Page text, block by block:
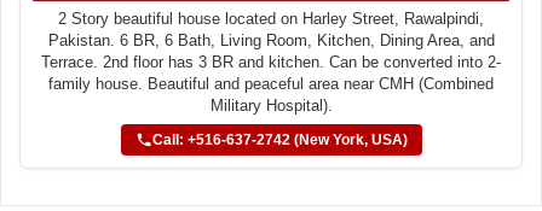
2 Story beautiful house located on Harley Street, Rawalpindi,
Pakistan. 6 BR, 6 Bath, Living Room, Kitchen, Dining Area, and
Terrace. 2nd floor has 3 BR and kitchen. Can be converted into 2-
family house. Beautiful and peaceful area near CMH (Combined
Military Hospital).
Call: +516-637-2742 (New York, USA)